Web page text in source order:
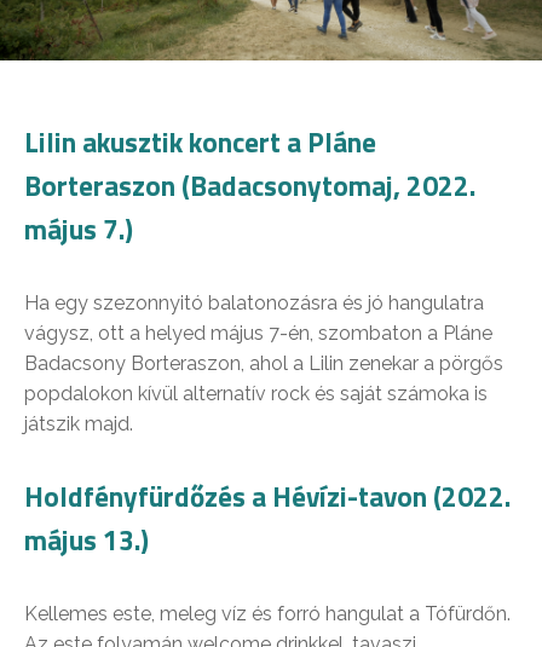
Lilin akusztik koncert a Pláne
Borteraszon (Badacsonytomaj, 2022.
május 7.)
Ha egy szezonnyitó balatonozásra és jó hangulatra
vágysz, ott a helyed május 7-én, szombaton a Pláne
Badacsony Borteraszon, ahol a Lilin zenekar a pörgős
popdalokon kívül alternatív rock és saját számoka is
játszik majd.
Holdfényfürdőzés a Hévízi-tavon (2022.
május 13.)
Kellemes este, meleg víz és forró hangulat a Tófürdőn.